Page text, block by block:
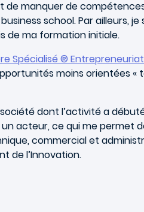
de manquer de
school. Par ailleurs,
de ma formation initiale.
Spécialisé ®
moins orientées
dont l’activité a
acteur, ce qui me permet
commercial et
de l’Innovation.